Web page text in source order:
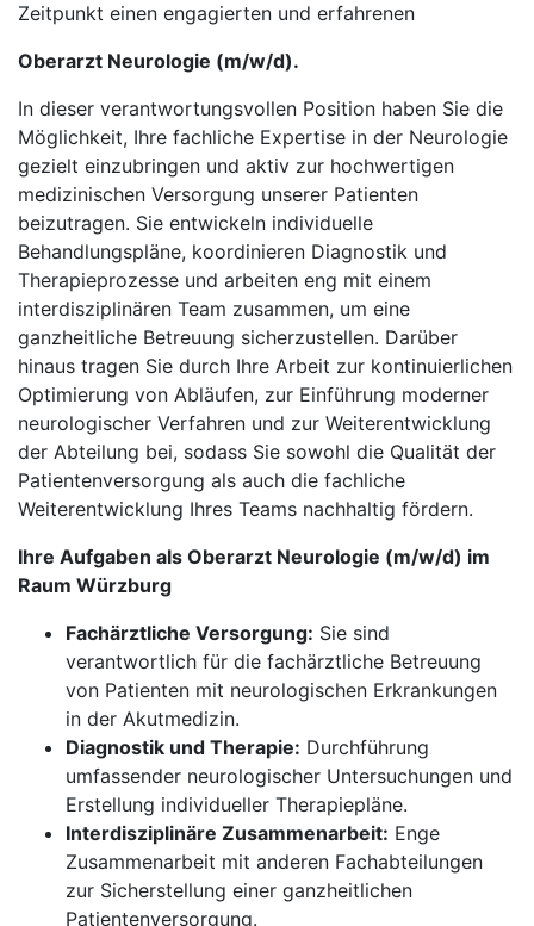
Zeitpunkt einen engagierten und erfahrenen
Oberarzt Neurologie (m/w/d).
In dieser verantwortungsvollen Position haben Sie die
Möglichkeit, Ihre fachliche Expertise in der Neurologie
gezielt einzubringen und aktiv zur hochwertigen
medizinischen Versorgung unserer Patienten
beizutragen. Sie entwickeln individuelle
Behandlungspläne, koordinieren Diagnostik und
Therapieprozesse und arbeiten eng mit einem
interdisziplinären Team zusammen, um eine
ganzheitliche Betreuung sicherzustellen. Darüber
hinaus tragen Sie durch Ihre Arbeit zur kontinuierlichen
Optimierung von Abläufen, zur Einführung moderner
neurologischer Verfahren und zur Weiterentwicklung
der Abteilung bei, sodass Sie sowohl die Qualität der
Patientenversorgung als auch die fachliche
Weiterentwicklung Ihres Teams nachhaltig fördern.
Ihre Aufgaben als Oberarzt Neurologie (m/w/d) im
Raum Würzburg
Fachärztliche Versorgung: Sie sind
verantwortlich für die fachärztliche Betreuung
von Patienten mit neurologischen Erkrankungen
in der Akutmedizin.
Diagnostik und Therapie: Durchführung
umfassender neurologischer Untersuchungen und
Erstellung individueller Therapiepläne.
Interdisziplinäre Zusammenarbeit: Enge
Zusammenarbeit mit anderen Fachabteilungen
zur Sicherstellung einer ganzheitlichen
Patientenversorgung.